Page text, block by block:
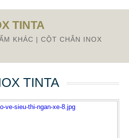
TINTA
KHÁC | CỘT CHẮN INOX
TINTA